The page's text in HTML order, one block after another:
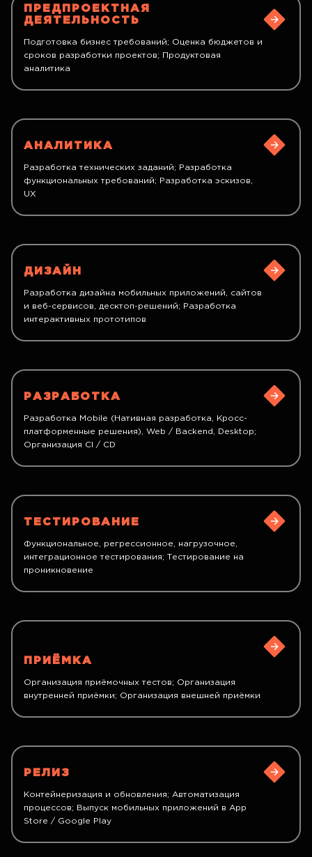
ПРЕДПРОЕКТНАЯ
ДЕЯТЕЛЬНОСТЬ
Подготовка бизнес требований; Оценка бюджетов и
сроков разработки проектов; Продуктовая
аналитика
АНАЛИТИКА
Разработка технических заданий; Разработка
функциональных требований; Разработка эскизов,
UX
ДИЗАЙН
Разработка дизайна мобильных приложений, сайтов
и веб-сервисов, десктоп-решений; Разработка
интерактивных прототипов
РАЗРАБОТКА
Разработка Mobile (Нативная разработка, Кросс-
платформенные решения), Web / Backend, Desktop;
Организация CI / CD
ТЕСТИРОВАНИЕ
Функциональное, регрессионное, нагрузочное,
интеграционное тестирования; Тестирование на
проникновение
ПРИЁМКА
Организация приёмочных тестов; Организация
внутренней приёмки; Организация внешней приёмки
РЕЛИЗ
Контейнеризация и обновления; Автоматизация
процессов; Выпуск мобильных приложений в App
Store / Google Play